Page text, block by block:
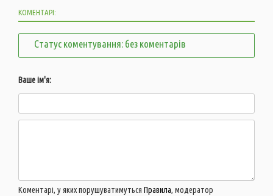
КОМЕНТАРІ:
Статус коментування: без коментарів
Ваше ім'я:
Коментарі, у яких порушуватимуться Правила, модератор